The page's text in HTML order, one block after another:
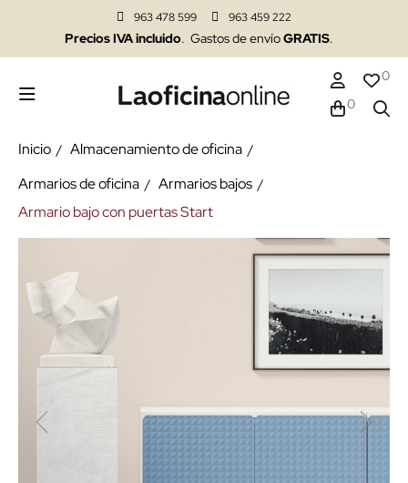
963 478 599 963 459 222
Precios IVA incluido. Gastos de envíoGRATIS.
0
0
Inicio
Almacenamiento de oficina
Armarios de oficina
Armarios bajos
Armario bajo con puertas Start